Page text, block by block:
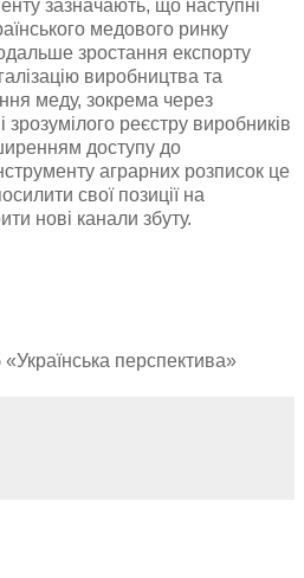
зазначають, що наступні
медового ринку
зростання експорту
виробництва та
меду, зокрема через
реєстру виробників
доступу до
аграрних розписок це
свої позиції на
нові канали збуту.
перспектива»